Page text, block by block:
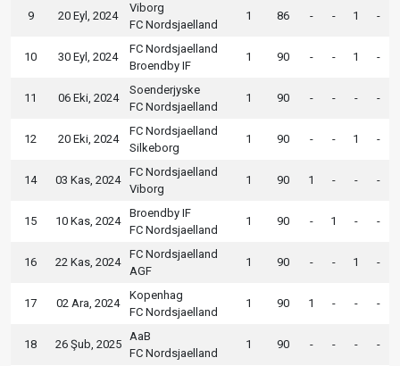
9 20 Eyl, 2024
Viborg
FC Nordsjaelland
1 86 - - 1 -
10 30 Eyl, 2024
FC Nordsjaelland
Broendby IF
1 90 - - 1 -
11 06 Eki, 2024
Soenderjyske
FC Nordsjaelland
1 90 - - - -
12 20 Eki, 2024
FC Nordsjaelland
Silkeborg
1 90 - - 1 -
14 03 Kas, 2024
FC Nordsjaelland
Viborg
1 90 1 - - -
15 10 Kas, 2024
Broendby IF
FC Nordsjaelland
1 90 - 1 - -
16 22 Kas, 2024
FC Nordsjaelland
AGF
1 90 - - 1 -
17 02 Ara, 2024
Kopenhag
FC Nordsjaelland
1 90 1 - - -
18 26 Şub, 2025
AaB
FC Nordsjaelland
1 90 - - - -